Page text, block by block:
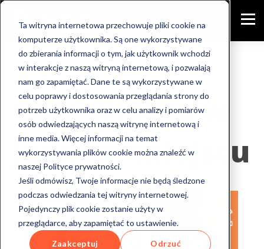
Ta witryna internetowa przechowuje pliki cookie na
komputerze użytkownika. Są one wykorzystywane
do zbierania informacji o tym, jak użytkownik wchodzi
w interakcje z naszą witryną internetową, i pozwalają
nam go zapamiętać. Dane te są wykorzystywane w
celu poprawy i dostosowania przeglądania strony do
potrzeb użytkownika oraz w celu analizy i pomiarów
osób odwiedzających naszą witrynę internetową i
inne media. Więcej informacji na temat
wykorzystywania plików cookie można znaleźć w
naszej Polityce prywatności.
Jeśli odmówisz, Twoje informacje nie będą śledzone
podczas odwiedzania tej witryny internetowej.
Pojedynczy plik cookie zostanie użyty w
przeglądarce, aby zapamiętać to ustawienie.
Zaakceptuj Odrzuć
Cała wiedza w
jednym miejscu